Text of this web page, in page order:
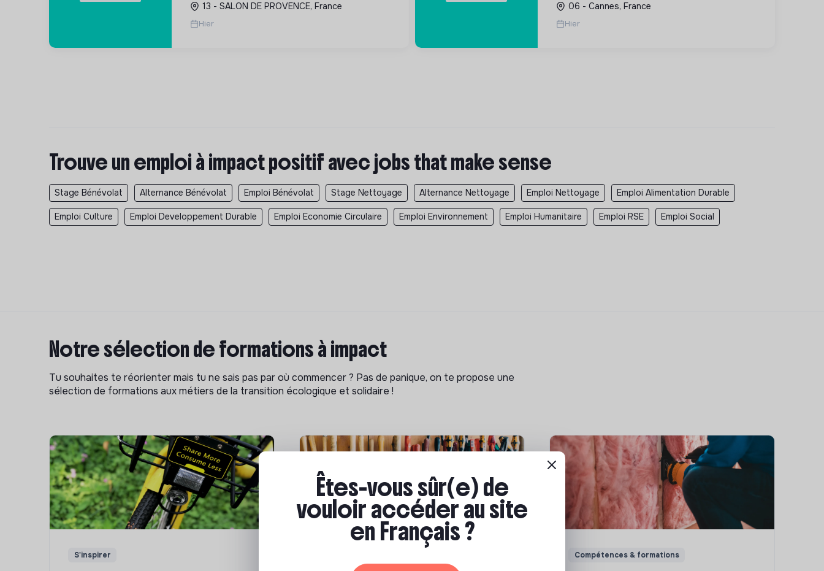
écologique des infrastructures.
13 - SALON DE PROVENCE, France
Hier
développement des compétences,
contribuant à un avenir...
06 - Cannes, France
Hier
Trouve un emploi à impact positif avec jobs that make sense
Stage Bénévolat Alternance Bénévolat Emploi Bénévolat Stage Nettoyage Alternance Nettoyage Emploi Nettoyage Emploi Alimentation Durable
Emploi Culture Emploi Developpement Durable Emploi Economie Circulaire Emploi Environnement Emploi Humanitaire Emploi RSE Emploi Social
Notre sélection de formations à impact
Tu souhaites te réorienter mais tu ne sais pas par où commencer ? Pas de panique, on te propose une
sélection de formations aux métiers de la transition écologique et solidaire !
S'inspirer Compétences & formations
Êtes-vous sûr(e) de
vouloir accéder au site
en Français ?